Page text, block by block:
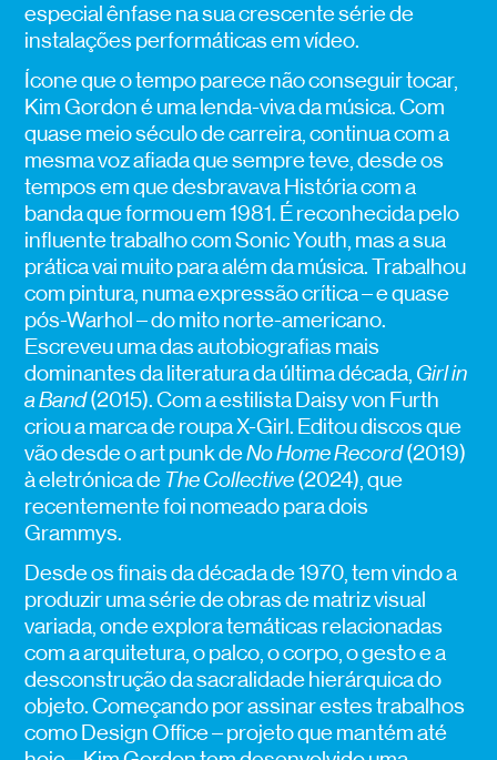
especial ênfase na sua crescente série de
instalações performáticas em vídeo.
Ícone que o tempo parece não conseguir tocar,
Kim Gordon é uma lenda-viva da música. Com
quase meio século de carreira, continua com a
mesma voz afiada que sempre teve, desde os
tempos em que desbravava História com a
banda que formou em 1981. É reconhecida pelo
influente trabalho com Sonic Youth, mas a sua
prática vai muito para além da música. Trabalhou
com pintura, numa expressão crítica – e quase
pós-Warhol – do mito norte-americano.
Escreveu uma das autobiografias mais
dominantes da literatura da última década, Girl in
a Band(2015). Com a estilista Daisy von Furth
criou a marca de roupa X-Girl. Editou discos que
vão desde o art punk deNo Home Record(2019)
à eletrónica de The Collective(2024), que
recentemente foi nomeado para dois
Grammys.
Desde os finais da década de 1970, tem vindo a
produzir uma série de obras de matriz visual
variada, onde explora temáticas relacionadas
com a arquitetura, o palco, o corpo, o gesto e a
desconstrução da sacralidade hierárquica do
objeto. Começando por assinar estes trabalhos
como Design Office – projeto que mantém até